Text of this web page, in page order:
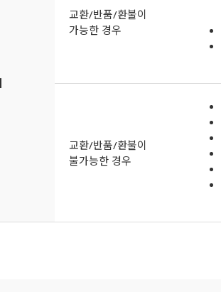
교환/반품/환불이
가능한 경우
교환/반품/환불이
불가능한 경우